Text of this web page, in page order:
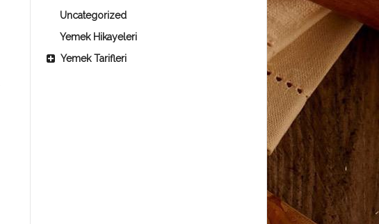
Uncategorized
Yemek Hikayeleri
Yemek Tarifleri